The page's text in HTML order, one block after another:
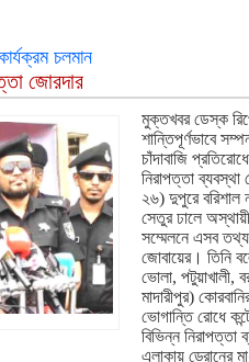
চলমান
জোরদার
মুক্তখবর ডেস্ক
শান্তিপূর্ণভাবে
চাঁদাবাজি
নিরাপত্তা ব্যবস্থা
২৬) দুপুরে বরিশাল
সেতুর ঢালে
সম্মেলনে এসব তথ্য
জোবায়ের। তিনি
ভোলা, পটুয়াখালী,
মাদারীপুর)
ভোগান্তি রোধে
বিভিন্ন নিরাপত্তা
এলাকায় ড্রোনের